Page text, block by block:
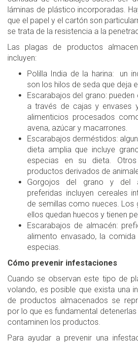
láminas de plástico incorporadas.
que el papel y el cartón son
se trata de la resistencia a la
Las plagas de productos
incluyen:
Polilla India de la harina: un
son los hilos de seda que deja
Escarabajos del grano:
a través de cajas y envases
alimenticios procesados
avena, azúcar y macarrones.
Escarabajos derméstidos:
dieta amplia que incluye
especias en su dieta.
productos derivados de
Gorgojos del grano y del
preferidas incluyen cereales
de semillas como nueces. Los
ellos quedan huecos y tienen
Escarabajos de almacén:
alimento envasado, la
especias.
Cómo prevenir infestaciones
Cuando se observan este tipo de
volando, es posible que exista una
de productos almacenados se
por lo que es fundamental
contaminen los productos.
Para ayudar a prevenir una